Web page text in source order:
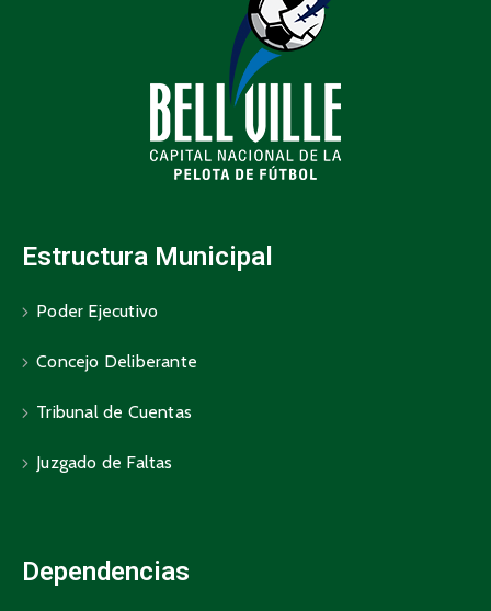
Estructura Municipal
Poder Ejecutivo
Concejo Deliberante
Tribunal de Cuentas
Juzgado de Faltas
Dependencias